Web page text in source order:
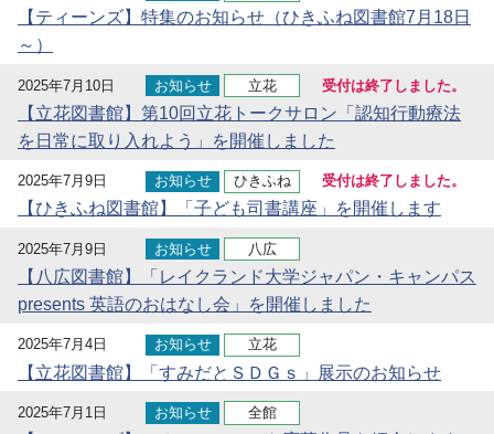
【ティーンズ】特集のお知らせ（ひきふね図書館7月18日
～）
2025年7月10日 お知らせ 立花 受付は終了しました。
【立花図書館】第10回立花トークサロン「認知行動療法
を日常に取り入れよう」を開催しました
2025年7月9日 お知らせ ひきふね 受付は終了しました。
【ひきふね図書館】「子ども司書講座」を開催します
2025年7月9日 お知らせ 八広
【八広図書館】「レイクランド大学ジャパン・キャンパス
presents 英語のおはなし会」を開催しました
2025年7月4日 お知らせ 立花
【立花図書館】「すみだとＳＤＧｓ」展示のお知らせ
2025年7月1日 お知らせ 全館